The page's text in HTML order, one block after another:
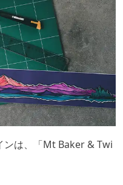
ンは、「Mt Baker & Twi